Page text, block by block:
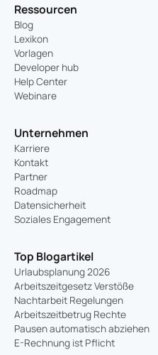
Ressourcen
Blog
Lexikon
Vorlagen
Developer hub
Help Center
Webinare
Unternehmen
Karriere
Kontakt
Partner
Roadmap
Datensicherheit
Soziales Engagement
Top Blogartikel
Urlaubsplanung 2026
Arbeitszeitgesetz Verstöße
Nachtarbeit Regelungen
Arbeitszeitbetrug Rechte
Pausen automatisch abziehen
E-Rechnung ist Pflicht